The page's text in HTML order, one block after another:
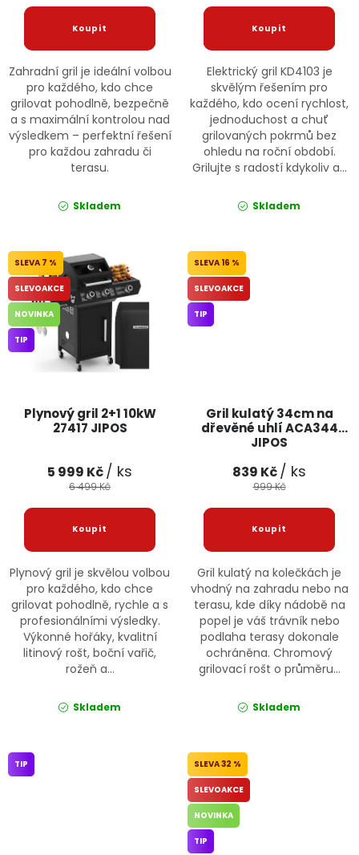
Reklamační formulář Odstoupení ve lhůtě 14 dní
Obchodní podmínky Reklamační řád
Podmínky ochrany osobních údajů
Zahradní gril je ideální volbou
pro každého, kdo chce
grilovat pohodlně, bezpečně
a s maximální kontrolou nad
výsledkem – perfektní řešení
pro každou zahradu či
terasu.
Skladem
Elektrický gril KD4103 je
skvělým řešením pro
každého, kdo ocení rychlost,
jednoduchost a chuť
grilovaných pokrmů bez
ohledu na roční období.
Grilujte s radostí kdykoliv a...
Skladem
Plynový gril 2+1 10kW
27417 JIPOS
7 %
SLEVOAKCE
NOVINKA
TIP
5 999 Kč/ ks
6 499 Kč
Plynový gril je skvělou volbou
pro každého, kdo chce
grilovat pohodlně, rychle a s
profesionálními výsledky.
Výkonné hořáky, kvalitní
litinový rošt, boční vařič,
rožeň a...
Skladem
Gril kulatý 34cm na
dřevěné uhlí ACA344
JIPOS
16 %
SLEVOAKCE
TIP
839 Kč/ ks
999 Kč
Gril kulatý na kolečkách je
vhodný na zahradu nebo na
terasu, kde díky nádobě na
popel je váš trávník nebo
podlaha terasy dokonale
ochráněna. Chromový
grilovací rošt o průměru...
Skladem
TIP 32 %
SLEVOAKCE
NOVINKA
TIP